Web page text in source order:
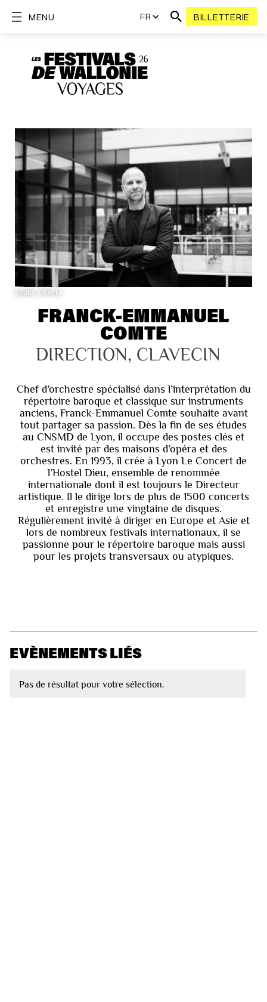
FR BILLETTERIE
MENU
©Julie Cherki
FRANCK-EMMANUEL
COMTE
DIRECTION, CLAVECIN
Chef d’orchestre spécialisé dans l’interprétation du
répertoire baroque et classique sur instruments
anciens, Franck-Emmanuel Comte souhaite avant
tout partager sa passion. Dès la fin de ses études
au CNSMD de Lyon, il occupe des postes clés et
est invité par des maisons d’opéra et des
orchestres. En 1993, il crée à Lyon Le Concert de
l’Hostel Dieu, ensemble de renommée
internationale dont il est toujours le Directeur
artistique. Il le dirige lors de plus de 1500 concerts
et enregistre une vingtaine de disques.
Régulièrement invité à diriger en Europe et Asie et
lors de nombreux festivals internationaux, il se
passionne pour le répertoire baroque mais aussi
pour les projets transversaux ou atypiques.
EVÈNEMENTS LIÉS
Pas de résultat pour votre sélection.